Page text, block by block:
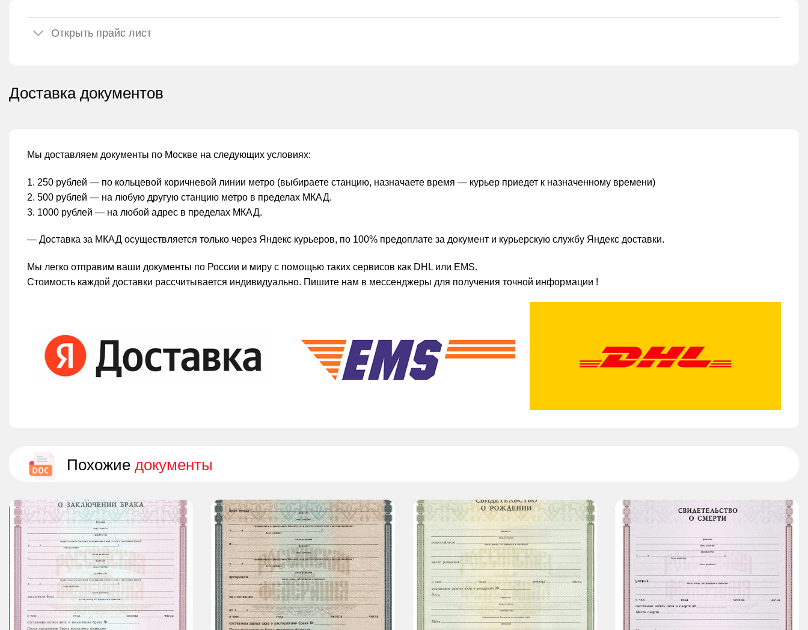
Открыть прайс лист
Доставка документов
Мы доставляем документы по Москве на следующих условиях:
1. 250 рублей — по кольцевой коричневой линии метро (выбираете станцию, назначаете время — курьер приедет к назначенному времени)
2. 500 рублей — на любую другую станцию метро в пределах МКАД.
3. 1000 рублей — на любой адрес в пределах МКАД.
— Доставка за МКАД осуществляется только через Яндекс курьеров, по 100% предоплате за документ и курьерскую службу Яндекс доставки.
Мы легко отправим ваши документы по России и миру с помощью таких сервисов как DHL или EMS.
Стоимость каждой доставки рассчитывается индивидуально. Пишите нам в мессенджеры для получения точной информации !
Похожие документы